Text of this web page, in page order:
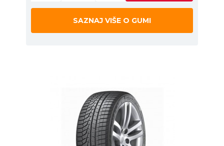
SAZNAJ VIŠE O GUMI